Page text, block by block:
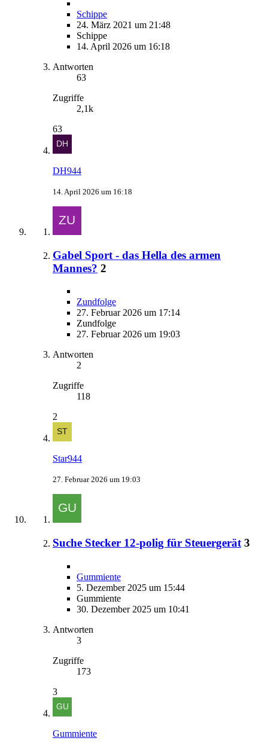
Schippe
24. März 2021 um 21:48
Schippe
14. April 2026 um 16:18
Antworten
63
Zugriffe
2,1k
63
DH944
14. April 2026 um 16:18
Gabel Sport - das Hella des armen
Mannes? 2
Zundfolge
27. Februar 2026 um 17:14
Zundfolge
27. Februar 2026 um 19:03
Antworten
2
Zugriffe
118
2
Star944
27. Februar 2026 um 19:03
Suche Stecker 12-polig für Steuergerät 3
Gummiente
5. Dezember 2025 um 15:44
Gummiente
30. Dezember 2025 um 10:41
Antworten
3
Zugriffe
173
3
Gummiente